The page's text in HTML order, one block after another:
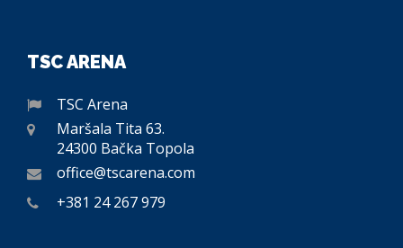
TSC ARENA
TSC Arena
Maršala Tita 63.
24300 Bačka Topola
office@tscarena.com
+381 24 267 979